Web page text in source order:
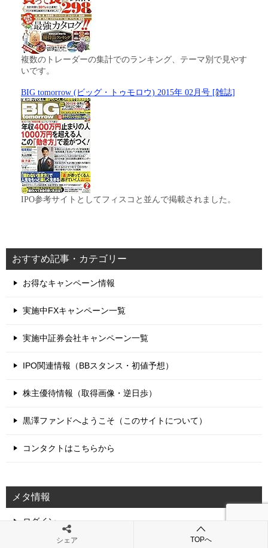
複数のトレーダーの集計でのランキング、テーマ別で見やす
いです。
BIG tomorrow (ビッグ・トゥモロウ) 2015年 02月号 [雑誌]
IPO参考サイトとしてフィスコと並んで掲載されました。
おすすめ記事・カテゴリー
お得なキャンペーン情報
実施中FXキャンペーン一覧
実施中証券会社キャンペーン一覧
IPO関連情報（BBスタンス・初値予想）
株主優待情報（取得画像・逆日歩）
黒澤ファンドへようこそ（このサイトについて）
コンタクトはこちらから
メタ情報
ログイン
シェア TOPへ